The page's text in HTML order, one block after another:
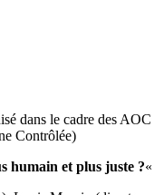
dans le cadre des AOC
Contrôlée)
humain et plus juste ?«